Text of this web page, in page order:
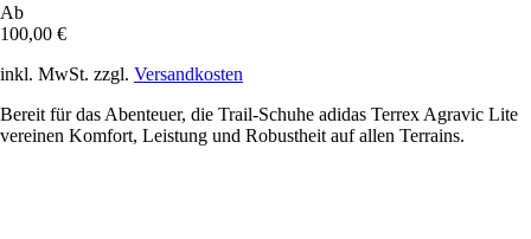
Ab
100,00 €
inkl. MwSt. zzgl. Versandkosten
Bereit für das Abenteuer, die Trail-Schuhe adidas Terrex Agravic Lite
vereinen Komfort, Leistung und Robustheit auf allen Terrains.